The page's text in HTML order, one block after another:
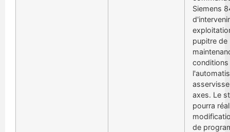
Siemens
pupitre de
conditions
axes. Le
pourra
de